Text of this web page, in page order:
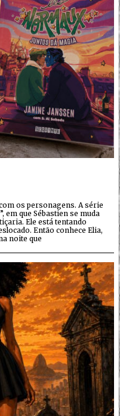
os personagens. A série
em que Sébastien se muda
Ele está tentando
Então conhece Elia,
noite que